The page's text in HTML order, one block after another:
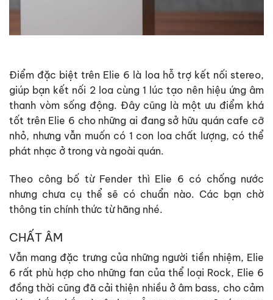
Điểm đặc biệt trên Elie 6 là loa hỗ trợ kết nối stereo,
giúp bạn kết nối 2 loa cùng 1 lúc tạo nên hiệu ứng âm
thanh vòm sống động. Đây cũng là một ưu điểm khá
tốt trên Elie 6 cho những ai đang sở hữu quán cafe cỡ
nhỏ, nhưng vẫn muốn có 1 con loa chất lượng, có thể
phát nhạc ở trong và ngoài quán.
Theo công bố từ Fender thì Elie 6 có chống nước
nhưng chưa cụ thể sẽ có chuẩn nào. Các bạn chờ
thông tin chính thức từ hãng nhé.
CHẤT ÂM
Vẫn mang đặc trưng của những người tiền nhiệm, Elie
6 rất phù hợp cho những fan của thể loại Rock, Elie 6
đồng thời cũng đã cải thiện nhiều ở âm bass, cho cảm